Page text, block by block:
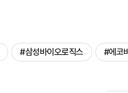
#삼성바이오로직스 #에코